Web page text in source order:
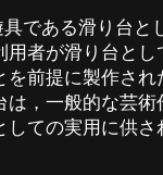
である滑り台と
用者が滑り台と
を前提に製作さ
は，一般的な芸
しての実用に供